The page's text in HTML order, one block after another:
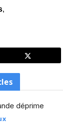
,
déprime